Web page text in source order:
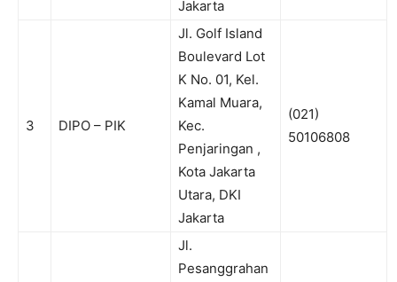
Jakarta
3 DIPO – PIK
Jl. Golf Island
Boulevard Lot
K No. 01, Kel.
Kamal Muara,
Kec.
Penjaringan ,
Kota Jakarta
Utara, DKI
Jakarta
(021)
50106808
Jl.
Pesanggrahan